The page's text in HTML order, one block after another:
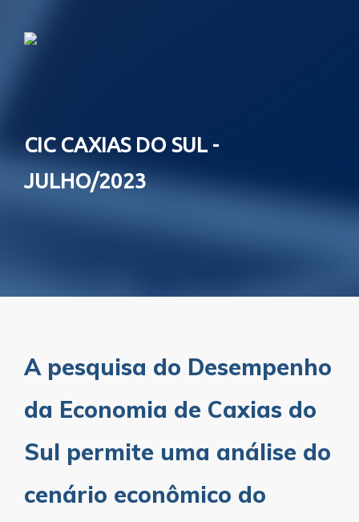
CIC CAXIAS DO SUL -
JULHO/2023
A pesquisa do Desempenho
da Economia de Caxias do
Sul permite uma análise do
cenário econômico do